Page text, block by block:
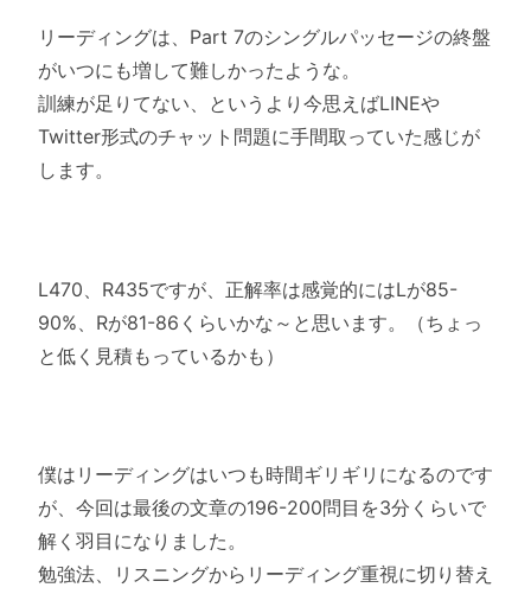
リーディングは、Part 7のシングルパッセージの終盤
がいつにも増して難しかったような。
訓練が足りてない、 というより今思えばLINEや
Twitter形式のチャット問題に手間取っていた感じが
します。
L470、R435ですが、正解率は感覚的にはLが85-
90% 、Rが81-86くらいかな～と思います。（ちょっ
と低く見積もっているかも）
僕はリーディングはいつも時間ギリギリになるのです
が、 今回は最後の文章の196-200問目を3分くらいで
解く羽目になりました。
勉強法、
リスニングからリーディング重視に切り替え